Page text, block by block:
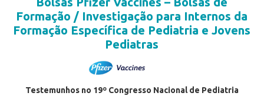
Formação / Investigação para Internos da
Formação Específica de Pediatria e Jovens
Pediatras
Testemunhos no 19º Congresso Nacional de Pediatria